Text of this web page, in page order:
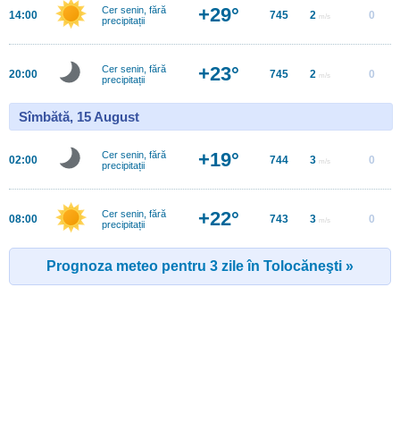
14:00
Cer senin, fără
precipitații
+29° 745 2 m/s 0
20:00
Cer senin, fără
precipitații
+23° 745 2 m/s 0
Sîmbătă, 15 August
02:00
Cer senin, fără
precipitații
+19° 744 3 m/s 0
08:00
Cer senin, fără
precipitații
+22° 743 3 m/s 0
Prognoza meteo pentru 3 zile în Tolocăneşti »